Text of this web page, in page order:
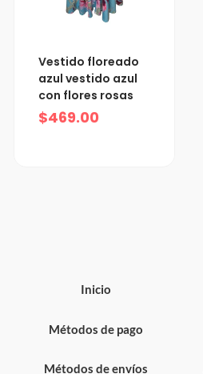
Vestido floreado
azul vestido azul
con flores rosas
$469.00
Inicio
Métodos de pago
Métodos de envíos